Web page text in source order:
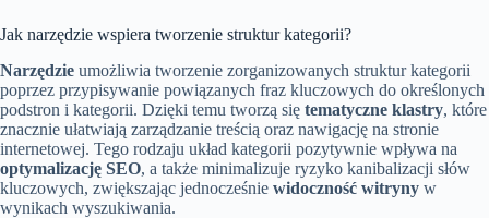
Jak narzędzie wspiera tworzenie struktur kategorii?
Narzędzie umożliwia tworzenie zorganizowanych struktur kategorii
poprzez przypisywanie powiązanych fraz kluczowych do określonych
podstron i kategorii. Dzięki temu tworzą się tematyczne klastry, które
znacznie ułatwiają zarządzanie treścią oraz nawigację na stronie
internetowej. Tego rodzaju układ kategorii pozytywnie wpływa na
optymalizację SEO, a także minimalizuje ryzyko kanibalizacji słów
kluczowych, zwiększając jednocześnie widoczność witryny w
wynikach wyszukiwania.